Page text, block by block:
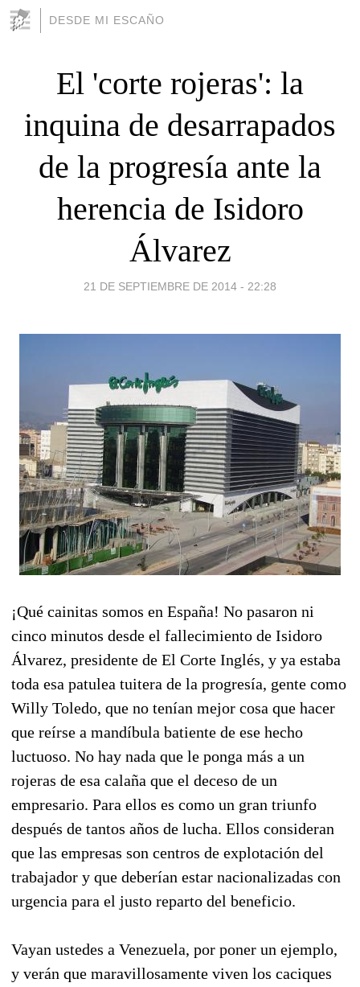
DESDE MI ESCAÑO
El 'corte rojeras': la
inquina de desarrapados
de la progresía ante la
herencia de Isidoro
Álvarez
21 DE SEPTIEMBRE DE 2014 - 22:28
¡Qué cainitas somos en España! No pasaron ni
cinco minutos desde el fallecimiento de Isidoro
Álvarez, presidente de El Corte Inglés, y ya estaba
toda esa patulea tuitera de la progresía, gente como
Willy Toledo, que no tenían mejor cosa que hacer
que reírse a mandíbula batiente de ese hecho
luctuoso. No hay nada que le ponga más a un
rojeras de esa calaña que el deceso de un
empresario. Para ellos es como un gran triunfo
después de tantos años de lucha. Ellos consideran
que las empresas son centros de explotación del
trabajador y que deberían estar nacionalizadas con
urgencia para el justo reparto del beneficio.
Vayan ustedes a Venezuela, por poner un ejemplo,
y verán que maravillosamente viven los caciques